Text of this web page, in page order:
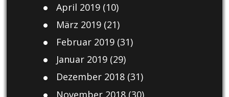
April 2019(10)
März 2019(21)
Februar 2019(31)
Januar 2019(29)
Dezember 2018(31)
November 2018(30)